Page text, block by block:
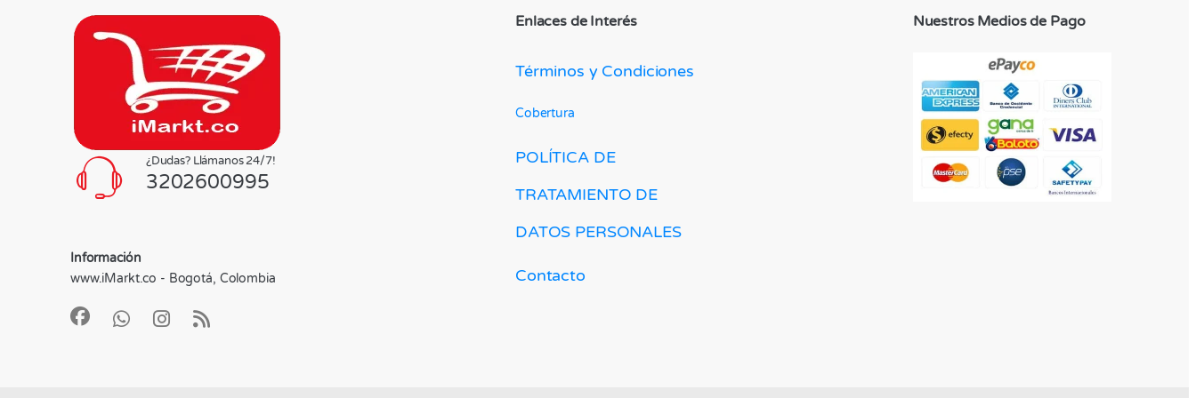
¿Dudas? Llámanos 24/7!
3202600995
Información
www.iMarkt.co - Bogotá, Colombia
Enlaces de Interés
Términos y Condiciones
Cobertura
POLÍTICA DE
TRATAMIENTO DE
DATOS PERSONALES
Contacto
Nuestros Medios de Pago